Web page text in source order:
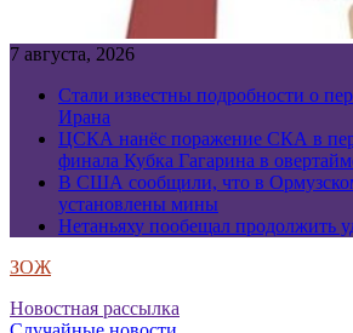
7 августа, 2026
Стали известны подробности о
Ирана
ЦСКА нанёс поражение СКА в
финала Кубка Гагарина в
В США сообщили, что в
установлены мины
Нетаньяху пообещал продолжить
ЗОЖ
Новостная рассылка